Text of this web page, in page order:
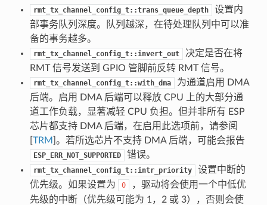
rmt_tx_channel_config_t::trans_queue_depth
设置内
部事务队列深度。队列越深，在待处理队列中可以准
备的事务越多。
rmt_tx_channel_config_t::invert_out
决定是否在将
RMT 信号发送到 GPIO 管脚前反转 RMT 信号。
rmt_tx_channel_config_t::with_dma
为通道启用 DMA
后端。启用 DMA 后端可以释放 CPU 上的大部分通
道工作负载，显著减轻 CPU 负担。但并非所有 ESP
芯片都支持 DMA 后端，在启用此选项前，请参阅
TRM ]。若所选芯片不支持 DMA 后端，可能会报告
ESP_ERR_NOT_SUPPORTED 错误。
rmt_tx_channel_config_t::intr_priority
设置中断的
优先级。如果设置为
0
，驱动将会使用一个中低优
先级的中断（优先级可能为 1，2 或 3），否则会使